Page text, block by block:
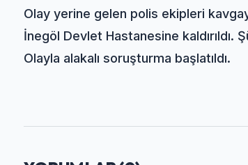
Olay yerine gelen polis ekipleri
İnegöl Devlet Hastanesine kaldırıldı.
Olayla alakalı soruşturma başlatıldı.